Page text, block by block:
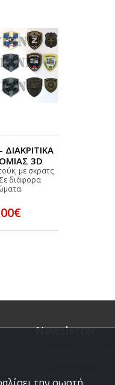
3D
με σκρατς
διάφορα
Newsletter
την σωστή